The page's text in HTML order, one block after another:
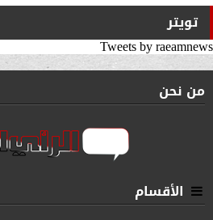
تويتر
Tweets by raeamnews
من نحن
الأقسام